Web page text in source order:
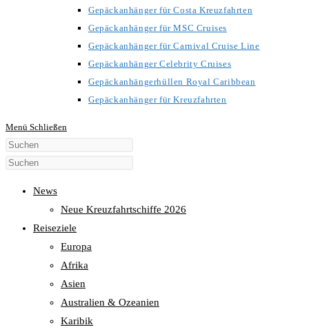
Gepäckanhänger für Costa Kreuzfahrten
Gepäckanhänger für MSC Cruises
Gepäckanhänger für Carnival Cruise Line
Gepäckanhänger Celebrity Cruises
Gepäckanhängerhüllen Royal Caribbean
Gepäckanhänger für Kreuzfahrten
Menü Schließen
Diese
Website
News
Neue Kreuzfahrtschiffe 2026
Reiseziele
Europa
Afrika
Asien
Australien & Ozeanien
Karibik